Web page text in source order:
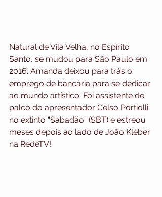
Natural de Vila Velha, no Espírito
Santo, se mudou para São Paulo em
2016. Amanda deixou para trás o
emprego de bancária para se dedicar
ao mundo artístico. Foi assistente de
palco do apresentador Celso Portiolli
no extinto “Sabadão” (SBT) e estreou
meses depois ao lado de João Kléber
na RedeTV!.